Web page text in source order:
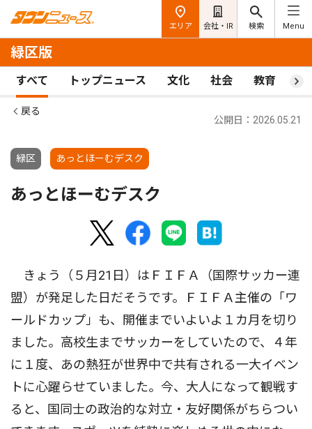
エリア 会社・IR 検索 Menu
緑区版
すべて トップニュース 文化 社会 教育 ス
戻る
緑区 あっとほーむデスク
公開日：2026.05.21
あっとほーむデスク
きょう（５月21日）はＦＩＦＡ（国際サッカー連
盟）が発足した日だそうです。ＦＩＦＡ主催の「ワ
ールドカップ」も、開催までいよいよ１カ月を切り
ました。高校生までサッカーをしていたので、４年
に１度、あの熱狂が世界中で共有される一大イベン
トに心躍らせていました。今、大人になって観戦す
ると、国同士の政治的な対立・友好関係がちらつい